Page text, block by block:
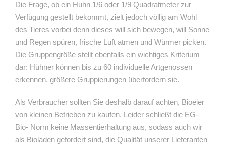
Die Frage, ob ein Huhn 1/6 oder 1/9 Quadratmeter zur
Verfügung gestellt bekommt, zielt jedoch völlig am Wohl
des Tieres vorbei denn dieses will sich bewegen, will Sonne
und Regen spüren, frische Luft atmen und Würmer picken.
Die Gruppengröße stellt ebenfalls ein wichtiges Kriterium
dar: Hühner können bis zu 60 individuelle Artgenossen
erkennen, größere Gruppierungen überfordern sie.
Als Verbraucher sollten Sie deshalb darauf achten, Bioeier
von kleinen Betrieben zu kaufen. Leider schließt die EG-
Bio- Norm keine Massentierhaltung aus, sodass auch wir
als Bioladen gefordert sind, die Qualität unserer Lieferanten